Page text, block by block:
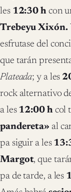
les 12:30 hcon
Trebeyu Xixón.
esfrutase del
que tarán
Plateada; y a les 2
rock alternativo
a les 12:00 hcol
pandereta» al
pa siguir a les
Margot, que
pa de tarde, a les